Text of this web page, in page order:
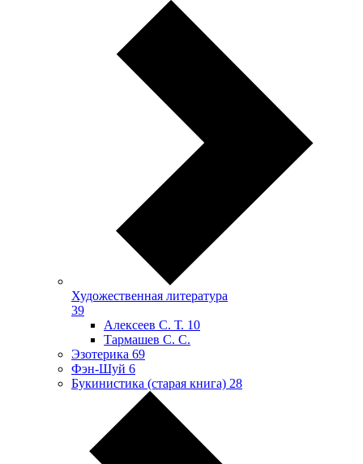
Художественная литература
39
Алексеев С. Т. 10
Тармашев С. С.
Эзотерика 69
Фэн-Шуй 6
Букинистика (старая книга) 28